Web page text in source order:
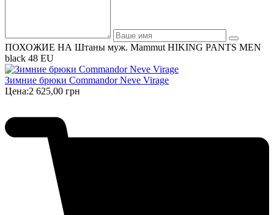
ПОХОЖИЕ НА Штаны муж. Mammut HIKING PANTS MEN
black 48 EU
Зимние брюки Commandor Neve Virage
Цена:2 625,00 грн